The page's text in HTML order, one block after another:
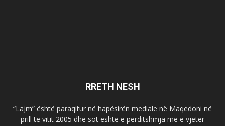
RRETH NESH
“Lajm” është paraqitur në hapësirën mediale në Maqedoni në
prill të vitit 2005 dhe sot është e përditshmja më e vjetër